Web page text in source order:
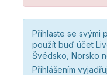
Přihlaste se svými
použít buď účet
Švédsko, Norsko
Přihlášením